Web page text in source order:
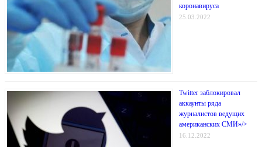
коронавируса
25.03.2022
Twitter заблокировал
аккаунты ряда
журналистов ведущих
американских СМИ»/>
16.12.2022